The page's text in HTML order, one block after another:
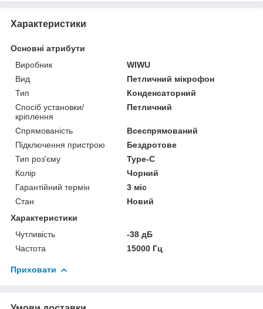
Характеристики
Основні атрибути
Виробник
WIWU
Вид
Петличний мікрофон
Тип
Конденсаторний
Спосіб установки/
кріплення
Петличний
Спрямованість
Всеспрямований
Підключення пристрою
Бездротове
Тип роз'єму
Type-C
Колір
Чорний
Гарантійний термін
3 міс
Стан
Новий
Характеристики
Чутливість
-38 дБ
Частота
15000 Гц
Приховати